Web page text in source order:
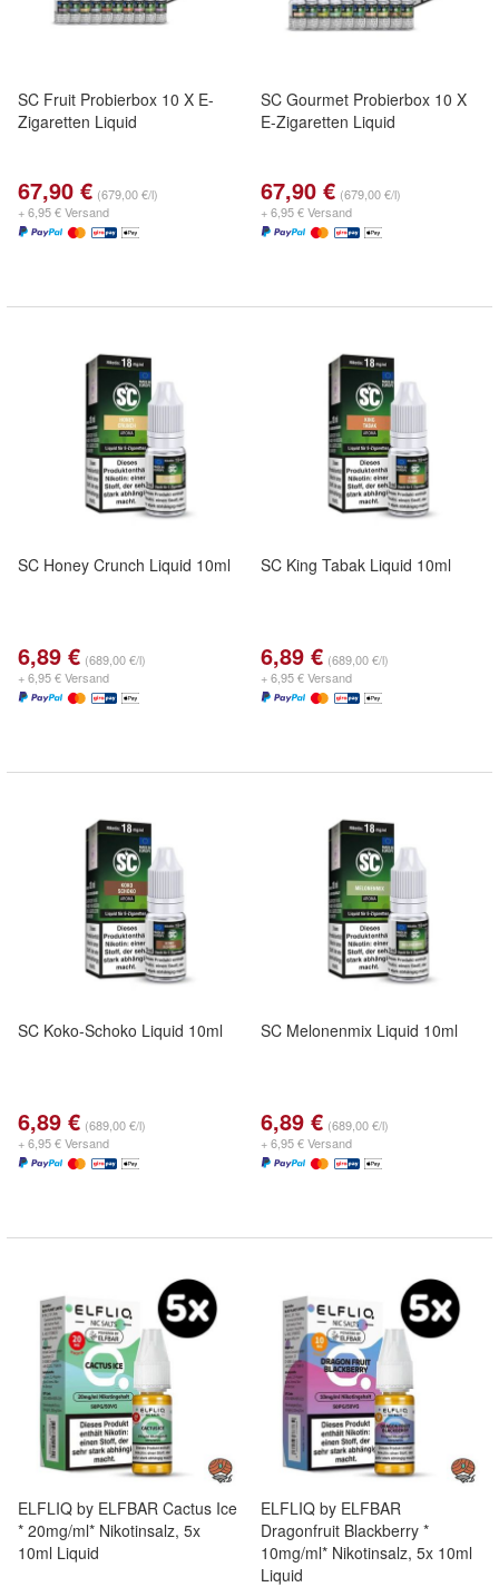
SC Fruit Probierbox 10 X E-
Zigaretten Liquid
67,90 € (679,00 €/l)
+ 6,95 € Versand
SC Gourmet Probierbox 10 X
E-Zigaretten Liquid
67,90 € (679,00 €/l)
+ 6,95 € Versand
SC Honey Crunch Liquid 10ml
6,89 € (689,00 €/l)
+ 6,95 € Versand
SC King Tabak Liquid 10ml
6,89 € (689,00 €/l)
+ 6,95 € Versand
SC Koko-Schoko Liquid 10ml
6,89 € (689,00 €/l)
+ 6,95 € Versand
SC Melonenmix Liquid 10ml
6,89 € (689,00 €/l)
+ 6,95 € Versand
ELFLIQ by ELFBAR Cactus Ice
* 20mg/ml* Nikotinsalz, 5x
10ml Liquid
ELFLIQ by ELFBAR
Dragonfruit Blackberry *
10mg/ml* Nikotinsalz, 5x 10ml
Liquid